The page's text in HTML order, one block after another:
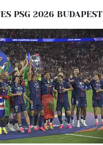
PSG 2026 BUDAPEST